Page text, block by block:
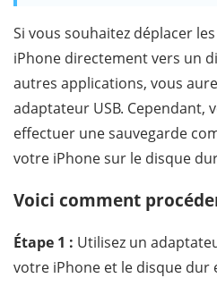
Si vous souhaitez déplacer
iPhone directement vers un
autres applications, vous
adaptateur USB. Cependant,
effectuer une sauvegarde
votre iPhone sur le disque
Voici comment
Étape 1 : Utilisez un
votre iPhone et le disque dur